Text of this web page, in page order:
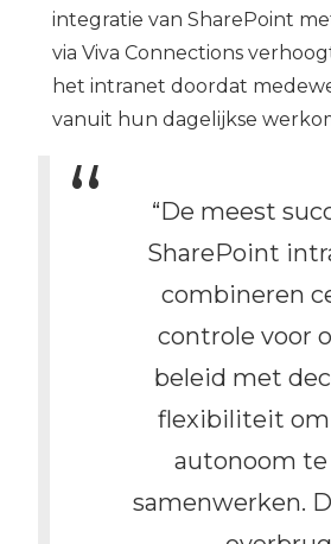
integratie van SharePoint
via Viva Connections
het intranet doordat
vanuit hun dagelijkse
“De meest
SharePoint
combineren
controle voor
beleid met
flexibiliteit
autonoom
samenwerken.